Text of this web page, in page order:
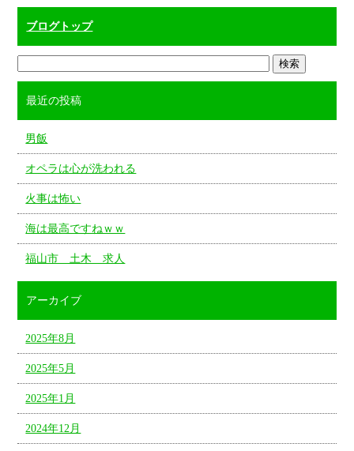
ブログトップ
最近の投稿
男飯
オペラは心が洗われる
火事は怖い
海は最高ですねｗｗ
福山市 土木 求人
アーカイブ
2025年8月
2025年5月
2025年1月
2024年12月